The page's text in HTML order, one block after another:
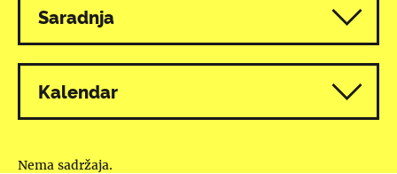
Svi programi
Saradnja
Kalendar
Nema sadržaja.